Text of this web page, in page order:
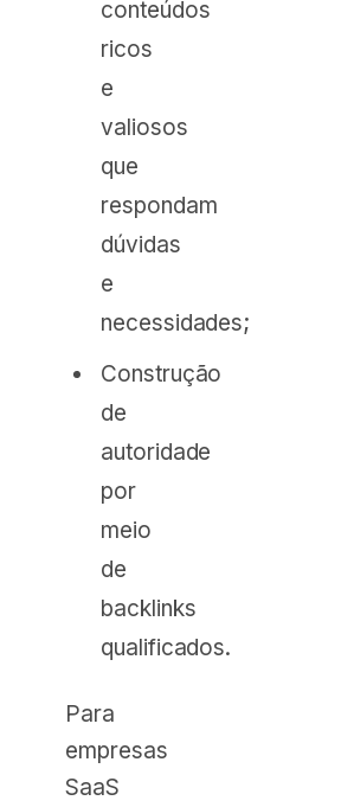
conteúdos
ricos
e
valiosos
que
respondam
dúvidas
e
necessidades;
Construção
de
autoridade
por
meio
de
backlinks
qualificados.
Para
empresas
SaaS